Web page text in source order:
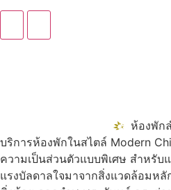
ห้องพัก
บริการห้องพักในสไตล์ Modern
ความเป็นส่วนตัวแบบพิเศษ สำหรับ
แรงบัลดาลใจมาจากสิ่งแวดล้อมห